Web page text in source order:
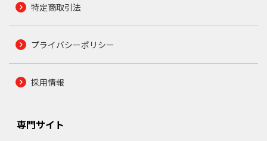
特定商取引法
プライバシーポリシー
採用情報
専門サイト